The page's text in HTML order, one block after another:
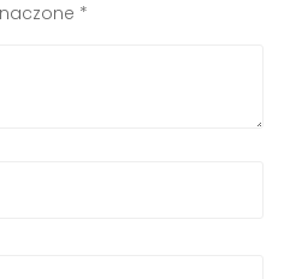
*